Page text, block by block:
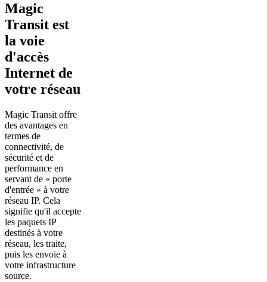
Magic
Transit est
la voie
d'accès
Internet de
votre réseau
Magic Transit offre
des avantages en
termes de
connectivité, de
sécurité et de
performance en
servant de « porte
d'entrée » à votre
réseau IP. Cela
signifie qu'il accepte
les paquets IP
destinés à votre
réseau, les traite,
puis les envoie à
votre infrastructure
source.